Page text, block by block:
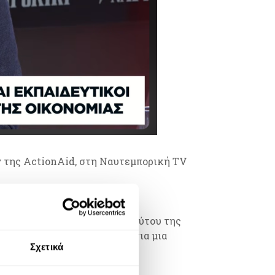
Σχετικά
ActionAid, στη Ναυτεμπορική TV
European Alliance for Financial
υποστήριξη του Ινστιτούτου της
ισχυρά θεμέλια για μια